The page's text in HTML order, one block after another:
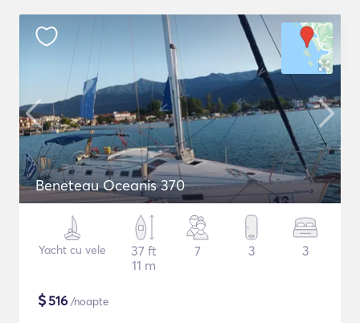
Beneteau Oceanis 370
Yacht cu vele
37 ft
11 m
7 3 3
$516 /noapte